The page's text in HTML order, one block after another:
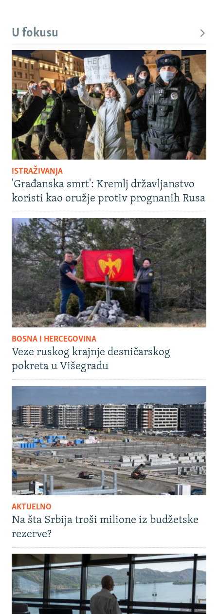
U fokusu
ISTRAŽIVANJA
'Građanska smrt': Kremlj državljanstvo
koristi kao oružje protiv prognanih Rusa
BOSNA I HERCEGOVINA
Veze ruskog krajnje desničarskog
pokreta u Višegradu
AKTUELNO
Na šta Srbija troši milione iz budžetske
rezerve?